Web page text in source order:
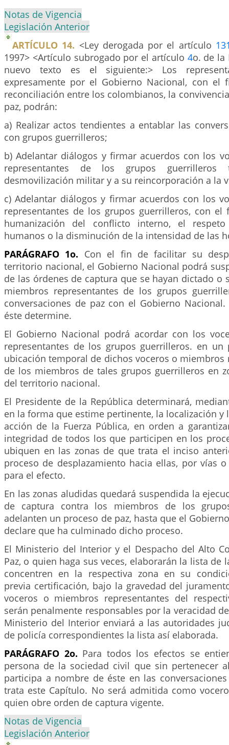
Notas de Vigencia
Legislación Anterior
ARTÍCULO 14. <Ley derogada por el artículo
1997> <Artículo subrogado por el artículo 4o. de la
nuevo texto es el siguiente:> Los
expresamente por el Gobierno Nacional, con el
reconciliación entre los colombianos, la
paz, podrán:
a) Realizar actos tendientes a entablar las
con grupos guerrilleros;
b) Adelantar diálogos y firmar acuerdos con los
representantes de los grupos
desmovilización militar y a su reincorporación a la
c) Adelantar diálogos y firmar acuerdos con los
representantes de los grupos guerrilleros, con
humanización del conflicto interno, el
humanos o la disminución de la intensidad de las
PARÁGRAFO 1o. Con el fin de facilitar su
territorio nacional, el Gobierno Nacional podrá
de las órdenes de captura que se hayan dictado o
miembros representantes de los grupos
conversaciones de paz con el Gobierno
éste determine.
El Gobierno Nacional podrá acordar con los
representantes de los grupos guerrilleros. en un
ubicación temporal de dichos voceros o miembros
de los miembros de tales grupos guerrilleros en
del territorio nacional.
El Presidente de la República determinará,
en la forma que estime pertinente, la localización y
acción de la Fuerza Pública, en orden a
integridad de todos los que participen en los
ubiquen en las zonas de que trata el inciso
proceso de desplazamiento hacia ellas, por vías
para el efecto.
En las zonas aludidas quedará suspendida la
de captura contra los miembros de los
adelanten un proceso de paz, hasta que el
declare que ha culminado dicho proceso.
El Ministerio del Interior y el Despacho del Alto
Paz, o quien haga sus veces, elaborarán la lista de
concentren en la respectiva zona en su
previa certificación, bajo la gravedad del
voceros o miembros representantes del
serán penalmente responsables por la veracidad
Ministerio del Interior enviará a las autoridades
de policía correspondientes la lista así elaborada.
PARÁGRAFO 2o. Para todos los efectos se
persona de la sociedad civil que sin pertenecer
participa a nombre de éste en las
trata este Capítulo. No será admitida como
quien obre orden de captura vigente.
Notas de Vigencia
Legislación Anterior